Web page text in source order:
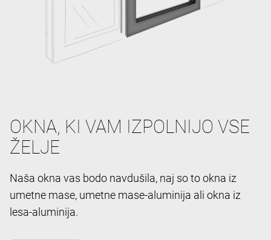
OKNA, KI VAM IZPOLNIJO VSE
ŽELJE
Naša okna vas bodo navdušila, naj so to okna iz
umetne mase, umetne mase-aluminija ali okna iz
lesa-aluminija.